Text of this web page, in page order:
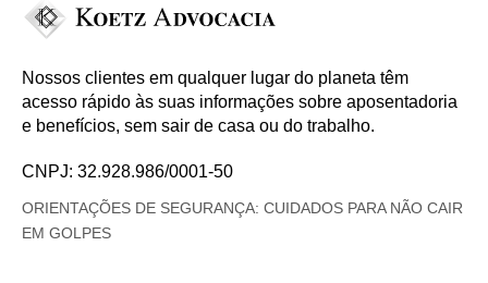
Nossos clientes em qualquer lugar do planeta têm
acesso rápido às suas informações sobre aposentadoria
e benefícios, sem sair de casa ou do trabalho.
CNPJ: 32.928.986/0001-50
ORIENTAÇÕES DE SEGURANÇA: CUIDADOS PARA NÃO CAIR
EM GOLPES